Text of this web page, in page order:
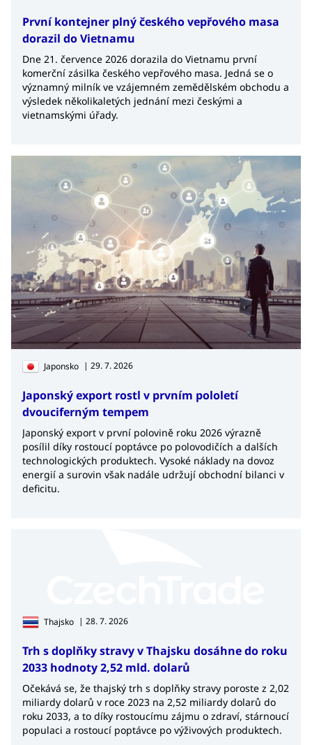
První kontejner plný českého vepřového masa
dorazil do Vietnamu
Dne 21. července 2026 dorazila do Vietnamu první
komerční zásilka českého vepřového masa. Jedná se o
významný milník ve vzájemném zemědělském obchodu a
výsledek několikaletých jednání mezi českými a
vietnamskými úřady.
Japonsko | 29. 7. 2026
Japonský export rostl v prvním pololetí
dvouciferným tempem
Japonský export v první polovině roku 2026 výrazně
posílil díky rostoucí poptávce po polovodičích a dalších
technologických produktech. Vysoké náklady na dovoz
energií a surovin však nadále udržují obchodní bilanci v
deficitu.
Thajsko | 28. 7. 2026
Trh s doplňky stravy v Thajsku dosáhne do roku
2033 hodnoty 2,52 mld. dolarů
Očekává se, že thajský trh s doplňky stravy poroste z 2,02
miliardy dolarů v roce 2023 na 2,52 miliardy dolarů do
roku 2033, a to díky rostoucímu zájmu o zdraví, stárnoucí
populaci a rostoucí poptávce po výživových produktech.